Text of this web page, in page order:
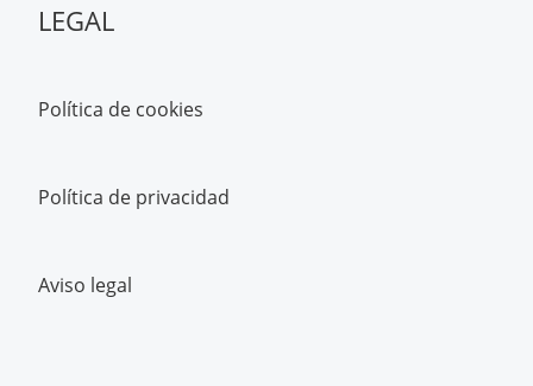
LEGAL
Política de cookies
Política de privacidad
Aviso legal